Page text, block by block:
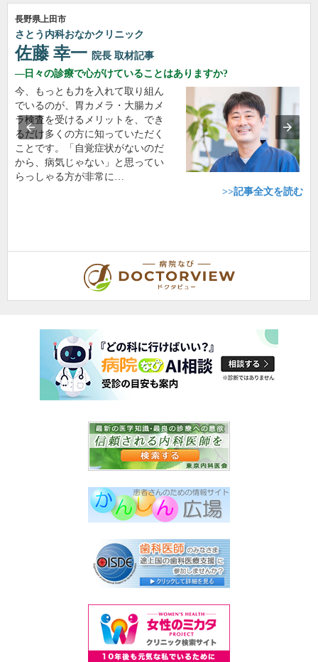
長野県上田市
さとう内科おなかクリニック
佐藤 幸一 院長 取材記事
日々の診療で心がけていることはありますか?
今、もっとも力を入れて取り組ん
でいるのが、胃カメラ・大腸カメ
ラ検査を受けるメリットを、でき
るだけ多くの方に知っていただく
ことです。「自覚症状がないのだ
から、病気じゃない」と思ってい
らっしゃる方が非常に…
>>記事全文を読む